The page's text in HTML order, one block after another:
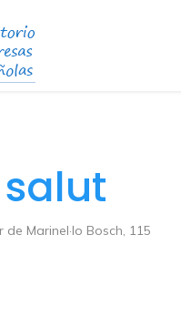
de Marinel·lo Bosch, 115